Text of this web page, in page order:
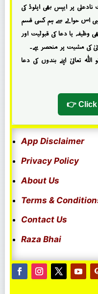
پر ایپس بھی اپلوڈ کی
اور نہ ہی اس حوالے سے ہم کسی قسم
یا دعا کی قبولیت اور
کی مشیت پر منحصر ہے۔
تعالیٰ اپنے بندوں کی دعا
Click
App Disclaimer
Privacy Policy
About Us
Terms &
Contact Us
Raza Bhai